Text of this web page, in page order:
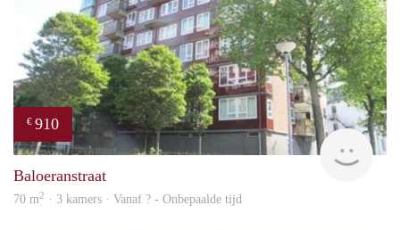
€ 910
rent
Baloeranstraat
70 m2 · 3 kamers · Vanaf ? - Onbepaalde tijd